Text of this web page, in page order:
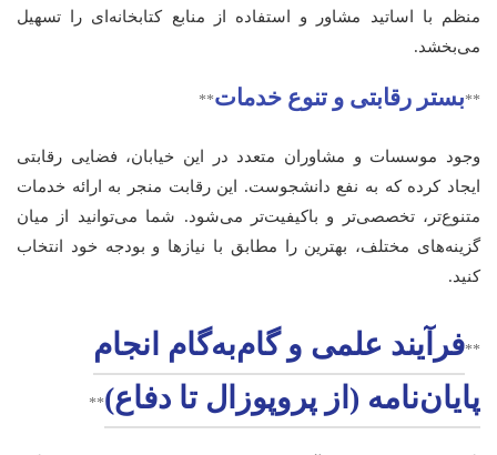
منظم با اساتید مشاور و استفاده از منابع کتابخانه‌ای را تسهیل
می‌بخشد.
**بستر رقابتی و تنوع خدمات**
وجود موسسات و مشاوران متعدد در این خیابان، فضایی رقابتی
ایجاد کرده که به نفع دانشجوست. این رقابت منجر به ارائه خدمات
متنوع‌تر، تخصصی‌تر و باکیفیت‌تر می‌شود. شما می‌توانید از میان
گزینه‌های مختلف، بهترین را مطابق با نیازها و بودجه خود انتخاب
کنید.
**فرآیند علمی و گام‌به‌گام انجام
پایان‌نامه (از پروپوزال تا دفاع)**